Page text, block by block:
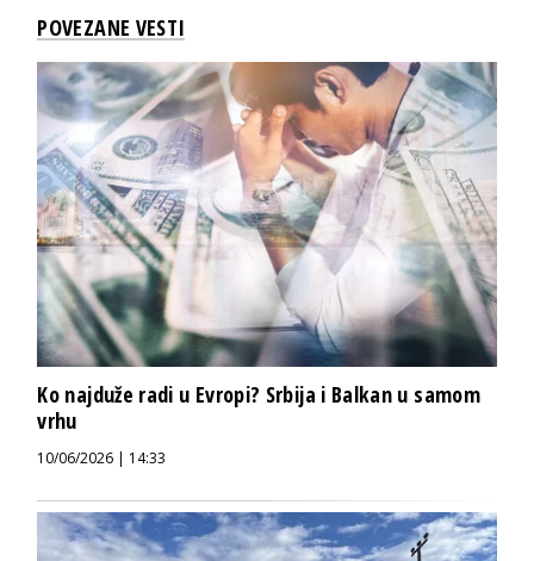
POVEZANE VESTI
Ko najduže radi u Evropi? Srbija i Balkan u samom
vrhu
10/06/2026 | 14:33